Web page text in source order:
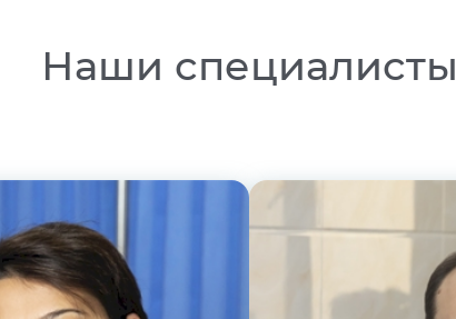
Наши специалисты